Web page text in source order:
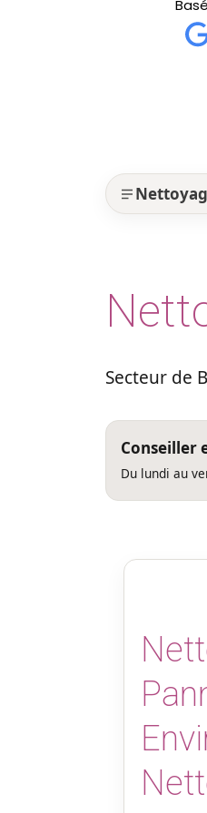
Secteur de
Conseiller
Du lundi au